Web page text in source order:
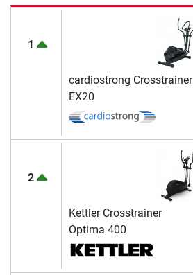
1
cardiostrong Crosstrainer
EX20
2
Kettler Crosstrainer
Optima 400